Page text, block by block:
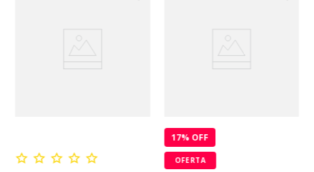
17% OFF
OFERTA